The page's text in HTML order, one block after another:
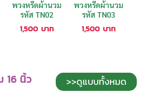
พวงหรีดผ้านวม
รหัส TN02
1,500 บาท
พวงหรีดผ้านวม
รหัส TN03
1,500 บาท
นิ้ว >>ดูแบบทั้งหมด